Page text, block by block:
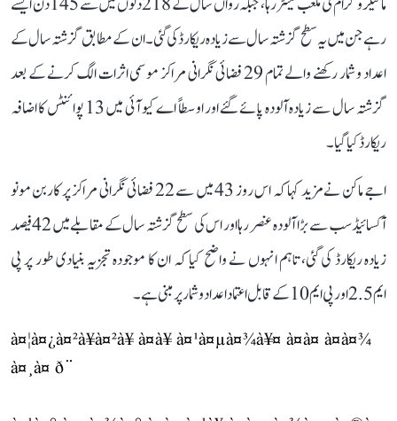
رہے جن میں یہ سطح گزشتہ سال سے زیادہ ریکارڈ کی گئی۔ ان کے مطابق گزشتہ سال کے
اعداد و شمار رکھنے والے تمام 29 فضائی نگرانی مراکز موسمی اثرات الگ کرنے کے بعد
گزشتہ سال سے زیادہ آلودہ پائے گئے اور اوسطاً اے کیو آئی میں 13 پوائنٹس کا اضافہ
ریکارڈ کیا گیا۔
اجے ماکن نے مزید کہا کہ اس روز 43 میں سے 22 فضائی نگرانی مراکز پر کاربن مونو
آکسائیڈ سب سے بڑا آلودہ عنصر رہا اور اس کی سطح گزشتہ سال کے مقابلے میں 42 فیصد
زیادہ ریکارڈ کی گئی، تاہم انہوں نے واضح کیا کہ ان کا موجودہ تجزیہ بنیادی طور پر پی
ایم 2.5 اور پی ایم 10 کے قابل اعتماد اعداد و شمار پر مبنی ہے۔
à¤¦à¤¿à¤²à¥à¤²à¥ à¤à¥ à¤¹à¤µà¤¾à¥¤ à¤à¤ à¤à¤¾
à¤¸à¤ ð¨